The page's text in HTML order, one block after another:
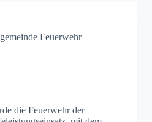
Feuerwehr
die Feuerwehr der